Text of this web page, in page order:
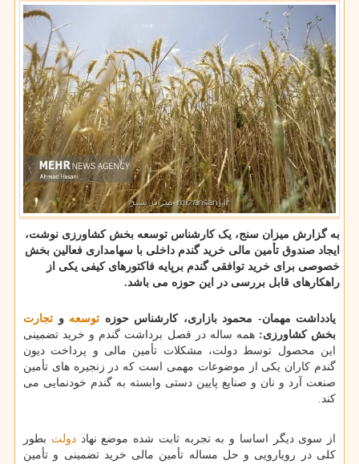
به گزارش میزان سنج، یک کارشناس توسعه بخش کشاورزی نوشت،
ایجاد صندوق تأمین مالی خرید گندم داخلی با سهامداری فعالین بخش
خصوصی برای خرید توافقی گندم برپایه فاکتورهای کیفی یکی از
راهکارهای قابل بررسی در این حوزه می باشد.
یادداشت مهمان- محمود بازاری، کارشناس حوزه توسعه و تجارت
بخش کشاورزی:همه ساله در فصل برداشت گندم و خرید تضمینی
این محصول توسط دولت، مشکلات تأمین مالی و پرداخت دیون
گندم کاران یکی از موضوعات مهمی است که در زنجیره های تأمین
صنعت آرد و نان و صنایع پایین دستی وابسته به گندم خودنمایی می
کند.
از سوی دیگر اساسا و به تجربه ثابت شده موضع نهاددولت بطور
کلی در رویارویی و حل مساله تأمین مالی خرید تضمینی و تأمین